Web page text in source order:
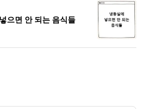
으면 안 되는 음식들